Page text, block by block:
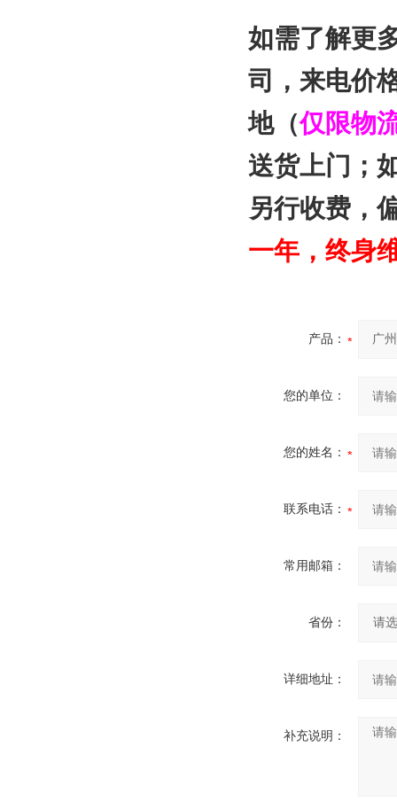
如需了解更
司
，来电价
地（仅限物
送货上门；
另行收费，
一年，终身
产品：
您的单位：
您的姓名：
联系电话：
常用邮箱：
省份：
详细地址：
补充说明：